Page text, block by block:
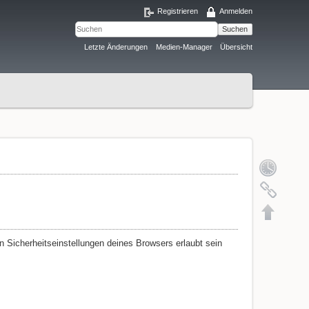
Registrieren Anmelden
Suchen
Letzte Änderungen Medien-Manager Übersicht
Sicherheitseinstellungen deines Browsers erlaubt sein